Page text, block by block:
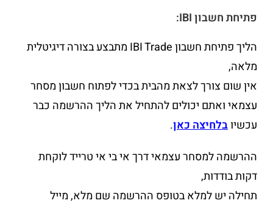
פתיחת חשבון IBI:
הליך פתיחת חשבון IBI Trade מתבצע בצורה דיגיטלית
מלאה,
אין שום צורך לצאת מהבית בכדי לפתוח חשבון מסחר
עצמאי ואתם יכולים להתחיל את הליך ההרשמה כבר
עכשיובלחיצה כאן.
ההרשמה למסחר עצמאי דרך אי בי אי טרייד לוקחת
דקות בודדות,
תחילה יש למלא בטופס ההרשמה שם מלא, מייל